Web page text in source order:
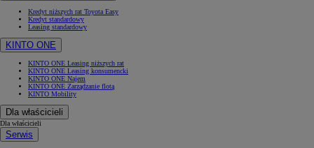
Kredyt niższych rat Toyota Easy
Kredyt standardowy
Leasing standardowy
KINTO ONE
KINTO ONE Leasing niższych rat
KINTO ONE Leasing konsumencki
KINTO ONE Najem
KINTO ONE Zarządzanie flotą
KINTO Mobility
Dla właścicieli
Dla właścicieli
Serwis